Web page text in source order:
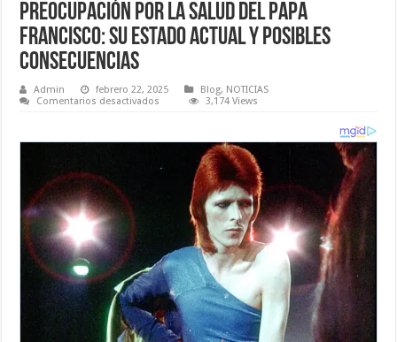
Preocupación por la Salud del Papa
Francisco: Su Estado Actual y Posibles
Consecuencias
Admin febrero 22, 2025 Blog, NOTICIAS
Comentarios desactivados
Papa
Francisco:
Estado
Posibles
Consecuencias
3,174 Views